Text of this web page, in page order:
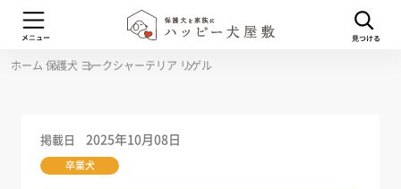
ホーム 保護犬 ヨークシャーテリア リゲル
掲載日 2025年10月08日
卒業犬